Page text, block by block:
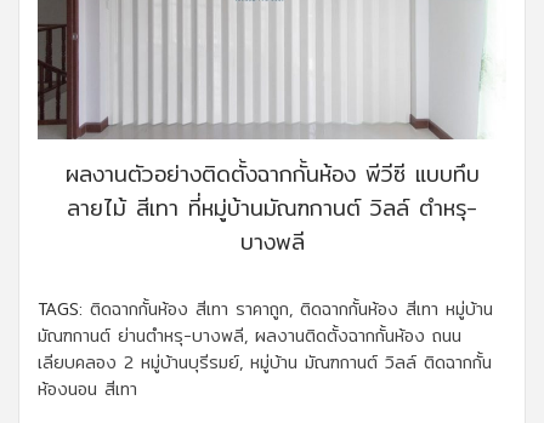
ผลงานตัวอย่างติดตั้งฉากกั้นห้อง พีวีซี แบบทึบ
ลายไม้ สีเทา ที่หมู่บ้านมัณฑกานต์ วิลล์ ตำหรุ-
บางพลี
TAGS: ติดฉากกั้นห้อง สีเทา ราคาถูก, ติดฉากกั้นห้อง สีเทา หมู่บ้าน
มัณฑกานต์ ย่านตำหรุ-บางพลี, ผลงานติดตั้งฉากกั้นห้อง ถนน
เลียบคลอง 2 หมู่บ้านบุรีรมย์, หมู่บ้าน มัณฑกานต์ วิลล์ ติดฉากกั้น
ห้องนอน สีเทา